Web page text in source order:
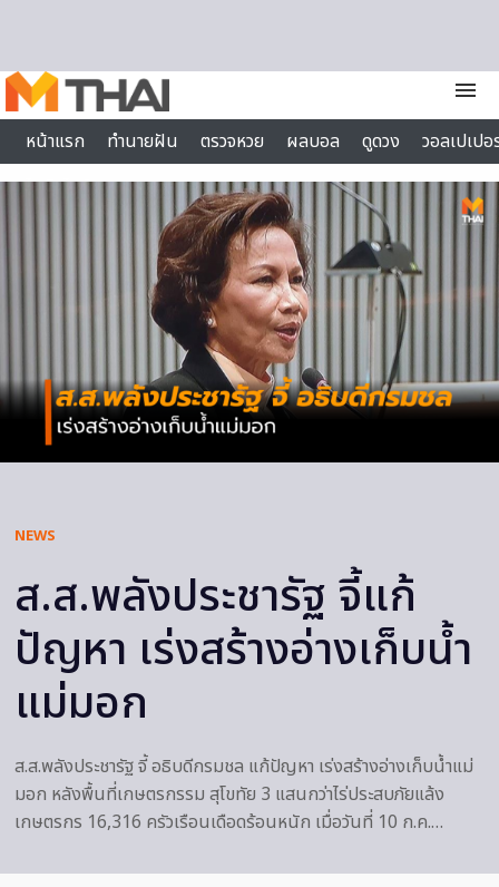
menu
หน้าแรก
ทำนายฝัน ตรวจหวย ผลบอล ดูดวง
วอลเปเป
ไลฟ์สไตล์
NEWS
ส.ส.พลังประชารัฐ จี้แก้
ปัญหา เร่งสร้างอ่างเก็บน้ำ
แม่มอก
ส.ส.พลังประชารัฐ จี้ อธิบดีกรมชล แก้ปัญหา เร่งสร้างอ่างเก็บน้ำแม่
มอก หลังพื้นที่เกษตรกรรม สุโขทัย 3 แสนกว่าไร่ประสบภัยแล้ง
เกษตรกร 16,316 ครัวเรือนเดือดร้อนหนัก เมื่อวันที่ 10 ก.ค.…